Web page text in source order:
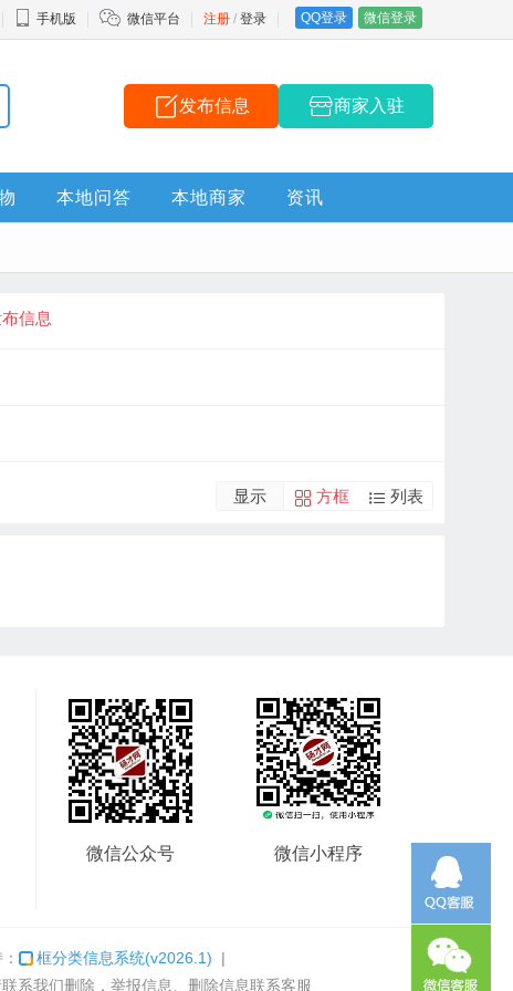
注册 / 登录 QQ登录 微信登录
手机版 微信平台
发布信息 商家入驻
本地问答 本地商家 资讯
信息
显示 方框 列表
微信公众号 微信小程序
框分类信息系统(v2026.1) |
系我们删除，举报信息、删除信息联系客服